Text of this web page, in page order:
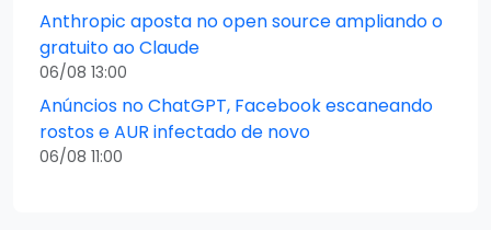
Anthropic aposta no open source ampliando o
gratuito ao Claude
06/08 13:00
Anúncios no ChatGPT, Facebook escaneando
rostos e AUR infectado de novo
06/08 11:00